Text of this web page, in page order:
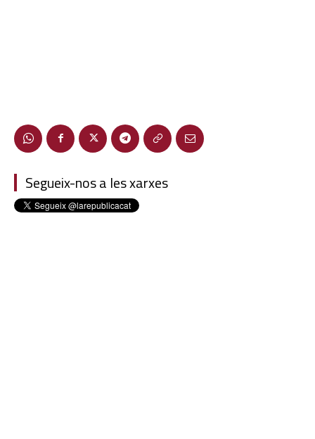
Segueix-nos a les xarxes